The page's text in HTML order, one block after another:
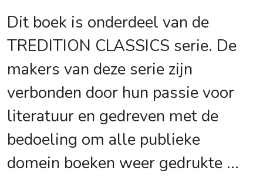
Dit boek is onderdeel van de
TREDITION CLASSICS serie. De
makers van deze serie zijn
verbonden door hun passie voor
literatuur en gedreven met de
bedoeling om alle publieke
domein boeken weer gedrukte ...